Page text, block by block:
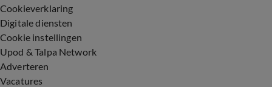
Cookieverklaring
Digitale diensten
Cookie instellingen
Upod & Talpa Network
Adverteren
Vacatures